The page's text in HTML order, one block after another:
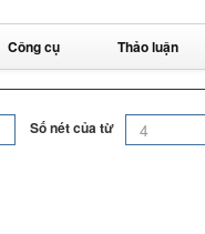
Công cụ Thảo luận
Số nét của từ